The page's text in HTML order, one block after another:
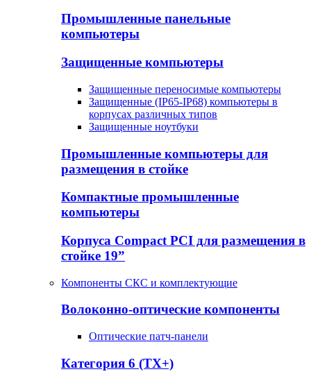
Промышленные панельные
компьютеры
Защищенные компьютеры
Защищенные переносимые компьютеры
Защищенные (IP65-IP68) компьютеры в
корпусах различных типов
Защищенные ноутбуки
Промышленные компьютеры для
размещения в стойке
Компактные промышленные
компьютеры
Корпуса Compact PCI для размещения в
стойке 19”
Компоненты СКС и комплектующие
Волоконно-оптические компоненты
Оптические патч-панели
Категория 6 (TX+)